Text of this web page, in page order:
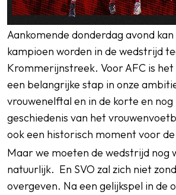
Aankomende donderdag avond kan
kampioen worden in de wedstrijd
Krommerijnstreek. Voor AFC is
een belangrijke stap in onze
vrouwenelftal en in de korte en nog
geschiedenis van het
ook een historisch moment voor de
Maar we moeten de wedstrijd nog
natuurlijk. En SVO zal zich niet
overgeven. Na een gelijkspel in de